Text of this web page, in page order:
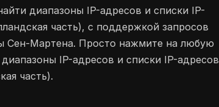
диапазоны IP-адресов и списки IP-
часть), с поддержкой запросов
Сен-Мартена. Просто нажмите на любую
IP-адресов и списки IP-адресов
часть).